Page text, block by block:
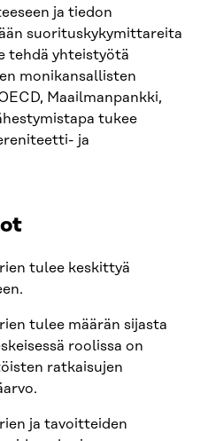
ja tiedon
suorituskykymittareita
tehdä yhteistyötä
monikansallisten
Maailmanpankki,
tukee
ja
tulee keskittyä
tulee määrän sijasta
roolissa on
ratkaisujen
ja tavoitteiden